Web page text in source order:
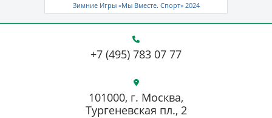
Зимние Игры «Мы Вместе. Спорт» 2024
+7 (495) 783 07 77
101000, г. Москва,
Тургеневская пл., 2